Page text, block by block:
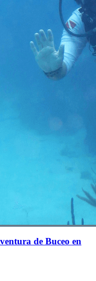
de Buceo en